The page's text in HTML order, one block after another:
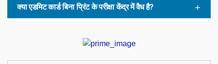
क्या एडमिट कार्ड बिना प्रिंट के परीक्षा केंद्र में वैध है?